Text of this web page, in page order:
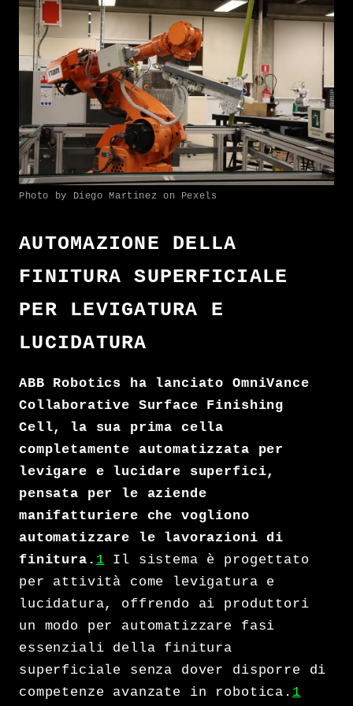
Photo by Diego Martinez on Pexels
AUTOMAZIONE DELLA
FINITURA SUPERFICIALE
PER LEVIGATURA E
LUCIDATURA
ABB Robotics ha lanciato OmniVance
Collaborative Surface Finishing
Cell, la sua prima cella
completamente automatizzata per
levigare e lucidare superfici,
pensata per le aziende
manifatturiere che vogliono
automatizzare le lavorazioni di
finitura. 1 Il sistema è progettato
per attività come levigatura e
lucidatura, offrendo ai produttori
un modo per automatizzare fasi
essenziali della finitura
superficiale senza dover disporre di
competenze avanzate in robotica. 1